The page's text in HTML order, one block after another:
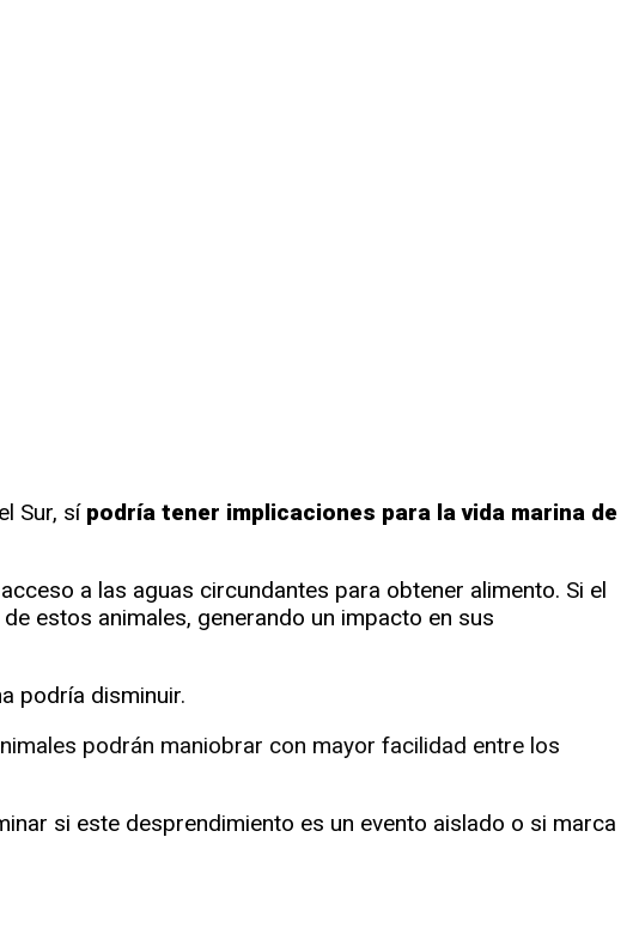
Sur, sí podría tener implicaciones para la vida marina de
a las aguas circundantes para obtener alimento. Si el
de estos animales, generando un impacto en sus
podría disminuir.
podrán maniobrar con mayor facilidad entre los
si este desprendimiento es un evento aislado o si marca